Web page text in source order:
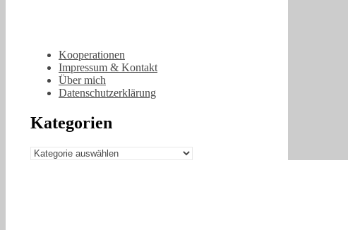
Kooperationen
Impressum & Kontakt
Über mich
Datenschutzerklärung
Kategorien
Kategorien